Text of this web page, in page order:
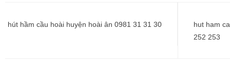
hướng
hút hầm cầu hoài huyện hoài ân 0981 31 31 30
hut ham
252 253